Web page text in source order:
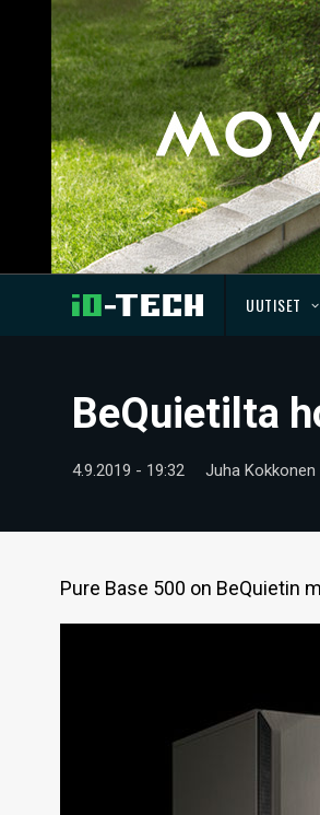
UUTISET
BeQuietilta
4.9.2019 - 19:32 Juha Kokkonen
Pure Base 500 on BeQuietin